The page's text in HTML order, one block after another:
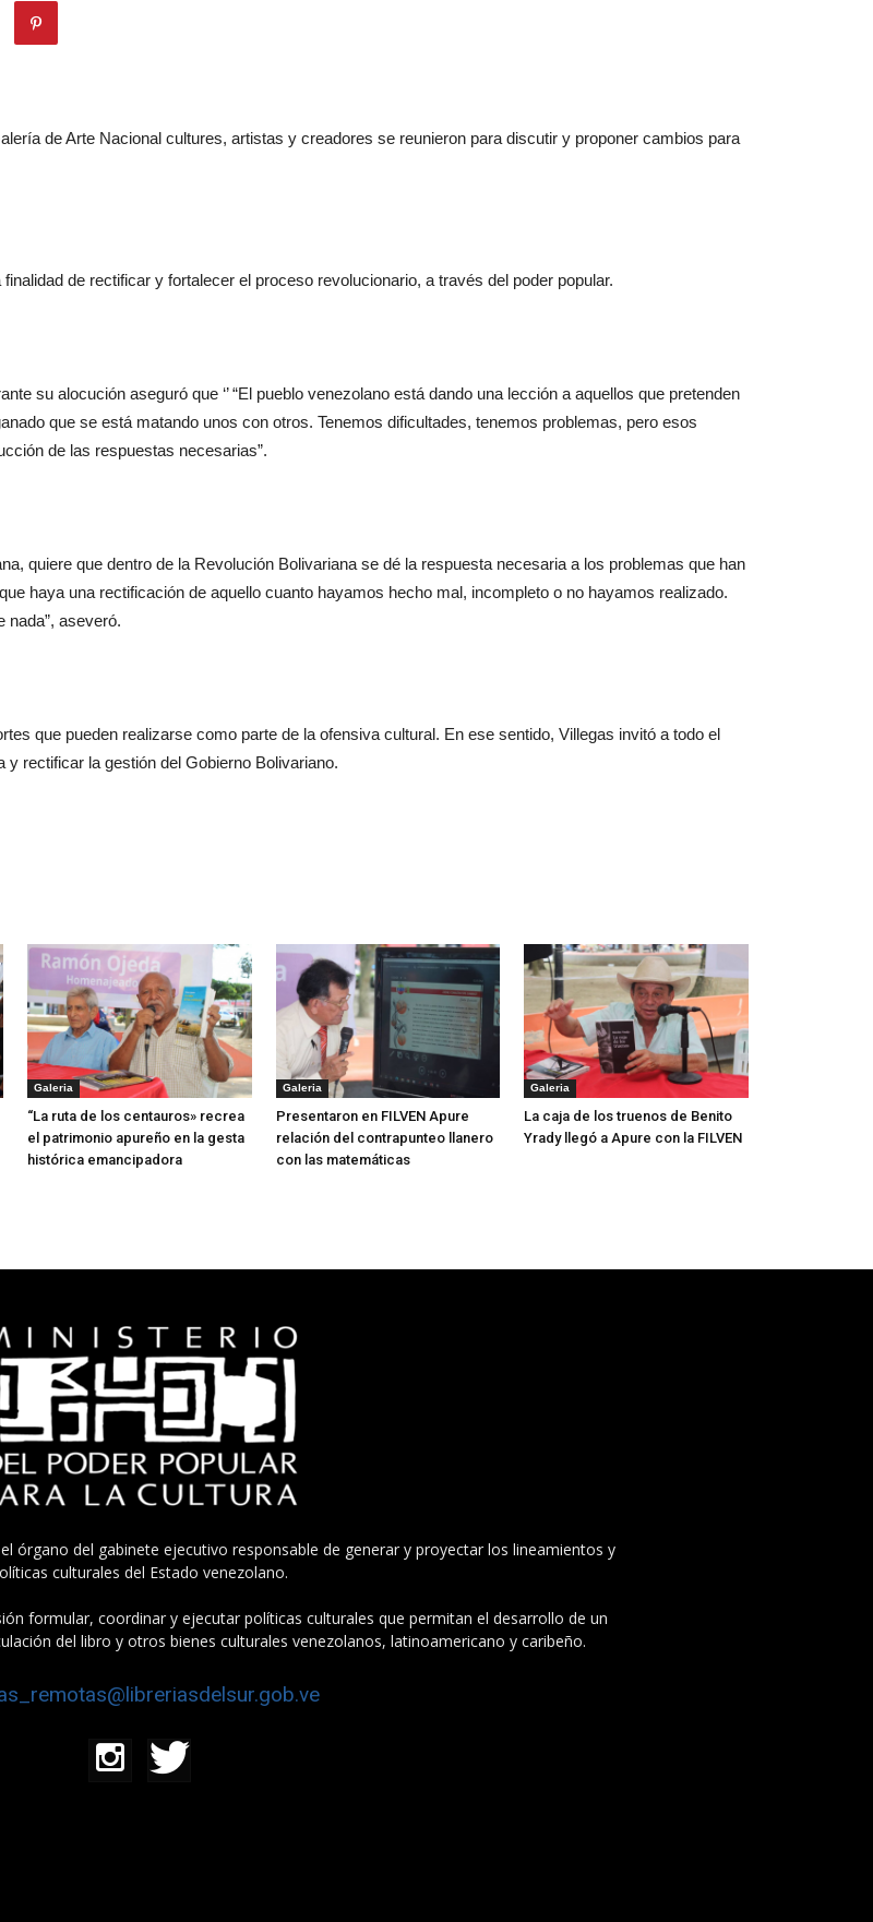
de Arte Nacional cultures, artistas y creadores se reunieron para discutir y proponer cambios para
de rectificar y fortalecer el proceso revolucionario, a través del poder popular.
su alocución aseguró que ‘’ “El pueblo venezolano está dando una lección a aquellos que pretenden
que se está matando unos con otros. Tenemos dificultades, tenemos problemas, pero esos
de las respuestas necesarias”.
quiere que dentro de la Revolución Bolivariana se dé la respuesta necesaria a los problemas que han
haya una rectificación de aquello cuanto hayamos hecho mal, incompleto o no hayamos realizado.
nada”, aseveró.
que pueden realizarse como parte de la ofensiva cultural. En ese sentido, Villegas invitó a todo el
rectificar la gestión del Gobierno Bolivariano.
Galeria
“La ruta de los centauros» recrea
el patrimonio apureño en la gesta
histórica emancipadora
Galeria
Presentaron en FILVEN Apure
relación del contrapunteo llanero
con las matemáticas
Galeria
La caja de los truenos de Benito
Yrady llegó a Apure con la FILVEN
órgano del gabinete ejecutivo responsable de generar y proyectar los lineamientos y
culturales del Estado venezolano.
formular, coordinar y ejecutar políticas culturales que permitan el desarrollo de un
del libro y otros bienes culturales venezolanos, latinoamericano y caribeño.